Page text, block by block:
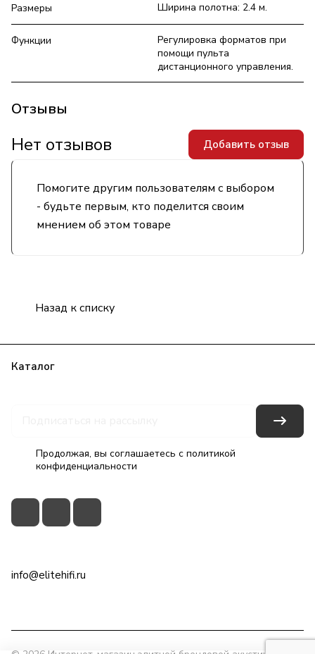
Размеры Ширина полотна: 2.4 м.
Функции
Регулировка форматов при
помощи пульта
дистанционного управления.
Отзывы
Помогите другим пользователям с выбором
- будьте первым, кто поделится своим
мнением об этом товаре
Нет отзывов Добавить отзыв
Назад к списку
Каталог
Продолжая, вы соглашаетесь с политикой
конфиденциальности
info@elitehifi.ru